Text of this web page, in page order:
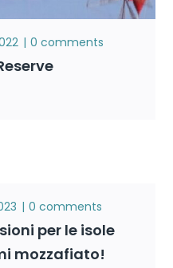
0 comments
0 comments
per le isole
mozzafiato!